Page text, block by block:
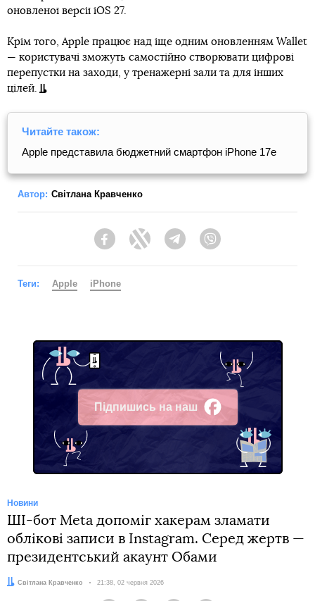
оновленої версії iOS 27.
Крім того, Apple працює над іще одним оновленням Wallet
— користувачі зможуть самостійно створювати цифрові
перепустки на заходи, у тренажерні зали та для інших
цілей.
Читайте також:
Apple представила бюджетний смартфон iPhone 17e
Автор: Світлана Кравченко
FacebookTwitter Telegram
Теги: Apple iPhone
Підпишись на наш
Facebook
Новини
ШІ-бот Meta допоміг хакерам зламати
облікові записи в Instagram. Серед жертв —
президентський акаунт Обами
Автор:
Світлана Кравченко Дата:
21:38, 02 червня 2026